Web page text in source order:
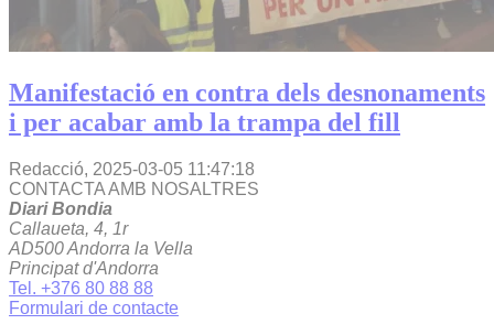
Manifestació en contra dels desnonaments
i per acabar amb la trampa del fill
Redacció, 2025-03-05 11:47:18
CONTACTA AMB NOSALTRES
Diari Bondia
Callaueta, 4, 1r
AD500 Andorra la Vella
Principat d'Andorra
Tel. +376 80 88 88
Formulari de contacte